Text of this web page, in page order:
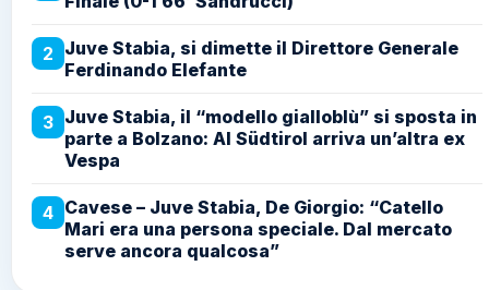
2 Juve Stabia, si dimette il Direttore Generale
Ferdinando Elefante
3 Juve Stabia, il “modello gialloblù” si sposta in
parte a Bolzano: Al Südtirol arriva un’altra ex
Vespa
4 Cavese – Juve Stabia, De Giorgio: “Catello
Mari era una persona speciale. Dal mercato
serve ancora qualcosa”